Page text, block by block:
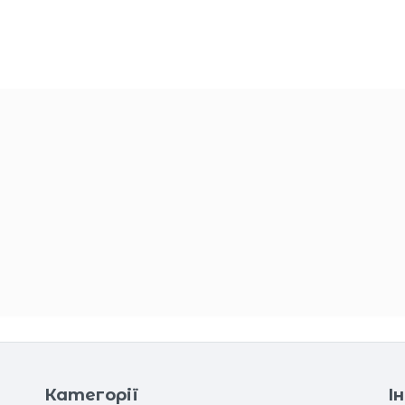
Категорії